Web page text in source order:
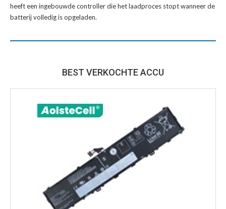
heeft een ingebouwde controller die het laadproces stopt wanneer de
batterij volledig is opgeladen.
BEST VERKOCHTE ACCU